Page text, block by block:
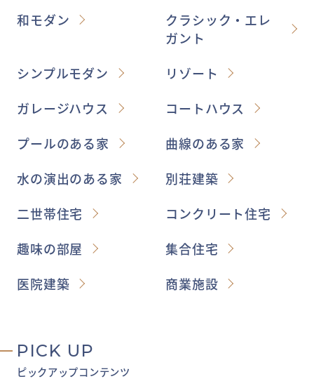
和モダン
クラシック・エレ
ガント
シンプルモダン
リゾート
ガレージハウス
コートハウス
プールのある家
曲線のある家
水の演出のある家
別荘建築
二世帯住宅
コンクリート住宅
趣味の部屋
集合住宅
医院建築
商業施設
PICK UP
ピックアップコンテンツ